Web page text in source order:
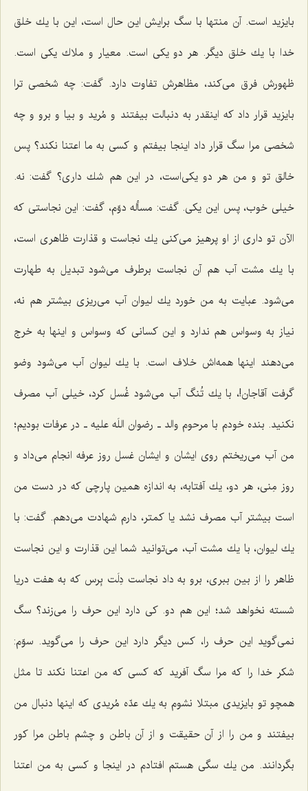
بایزید است. آن منتها با سگ برایش این حال است، این با یك خلق
خدا با یك خلق دیگر. هر دو یكی است. معیار و ملاك یكی است.
ظهورش فرق می‌كند، مظاهرش تفاوت دارد. گفت: چه شخصی ترا
بایزید قرار داد كه اینقدر به دنبالت بیفتند و مُرید و بیا و برو و چه
شخصی مرا سگ قرار داد اینجا بیفتم و كسی به ما اعتنا نكند؟ پس
خالق تو و من هر دو یكی‌است، در این هم شك داری؟ گفت: نه.
خیلی خوب، پس این یكی. گفت: مسأله دوّم، گفت: این نجاستی كه
الآن تو داری از او پرهیز می‌كنی یك نجاست و قذارت ظاهری است،
با یك مشت آب هم آن نجاست برطرف می‌شود تبدیل به طهارت
می‌شود. عبایت به من خورد یك لیوان آب می‌ریزی بیشتر هم نه،
نیاز به وسواس هم ندارد و این كسانی كه وسواس و اینها به خرج
می‌دهند اینها همه‌اش خلاف است. با یك لیوان آب می‌شود وضو
گرفت آقاجان!، با یك تُنگ آب می‌شود غُسل كرد، خیلی آب مصرف
نكنید. بنده خودم با مرحوم والد ـ رضوان اللَه علیه ـ در عرفات بودیم؛
من آب می‌ریختم روی ایشان و ایشان غسل روز عرفه انجام می‌داد و
روز مِنی، هر دو، یك آفتابه، به اندازه همین پارچی كه در دست من
است بیشتر آب مصرف نشد یا كمتر، دارم شهادت می‌دهم. گفت: با
یك لیوان، با یك مشت آب، می‌توانید شما این قذارت و این نجاست
ظاهر را از بین ببری، برو به داد نجاست دِلَت بِرس كه به هفت دریا
شسته نخواهد شد؛ این هم دو. كی دارد این حرف را می‌زند؟ سگ
نمی‌گوید این حرف را، كس دیگر دارد این حرف را می‌گوید. سوّم:
شكر خدا را كه مرا سگ آفرید كه كسی كه من اعتنا نكند تا مثل
همچو تو بایزیدی مبتلا نشوم به یك عدّه مُریدی كه اینها دنبال من
بیفتند و من را از آن حقیقت و از آن باطن و چشم باطن مرا كور
بگردانند. من یك سگی هستم افتادم در اینجا و كسی به من اعتنا